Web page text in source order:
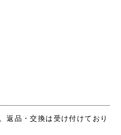
返品・交換は受け付けており